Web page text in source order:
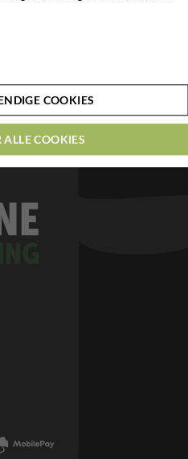
og der er folk på venteliste for at
engang
COOKIES
ALLE COOKIES